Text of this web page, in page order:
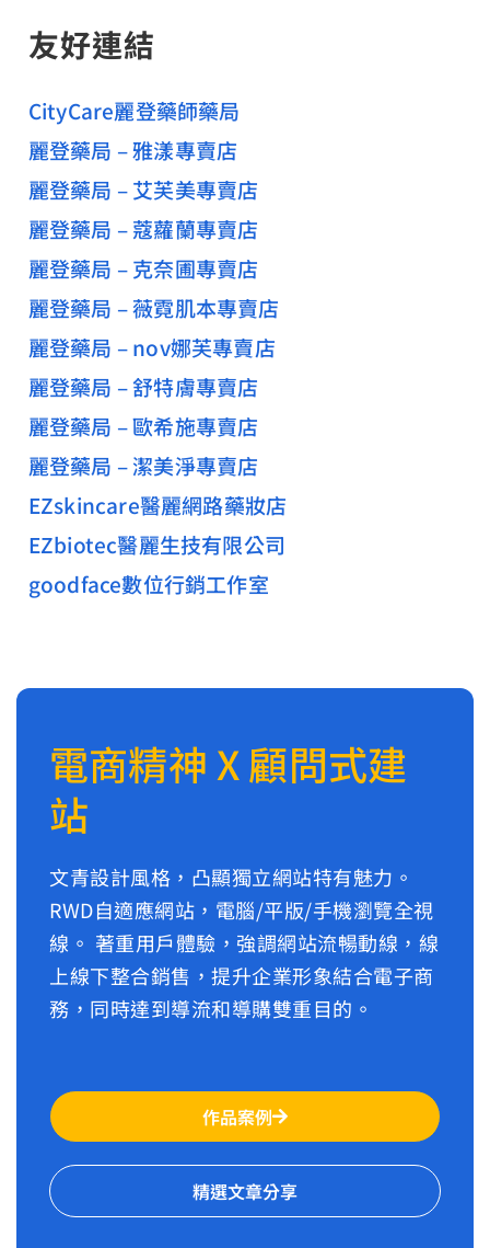
友好連結
CityCare麗登藥師藥局
麗登藥局 – 雅漾專賣店
麗登藥局 – 艾芙美專賣店
麗登藥局 – 蔻蘿蘭專賣店
麗登藥局 – 克奈圃專賣店
麗登藥局 – 薇霓肌本專賣店
麗登藥局 – nov娜芙專賣店
麗登藥局 – 舒特膚專賣店
麗登藥局 – 歐希施專賣店
麗登藥局 – 潔美淨專賣店
EZskincare醫麗網路藥妝店
EZbiotec醫麗生技有限公司
goodface數位行銷工作室
電商精神 X 顧問式建
站
文青設計風格，凸顯獨立網站特有魅力。
RWD自適應網站，電腦/平版/手機瀏覽全視
線。 著重用戶體驗，強調網站流暢動線，線
上線下整合銷售，提升企業形象結合電子商
務，同時達到導流和導購雙重目的。
作品案例
精選文章分享